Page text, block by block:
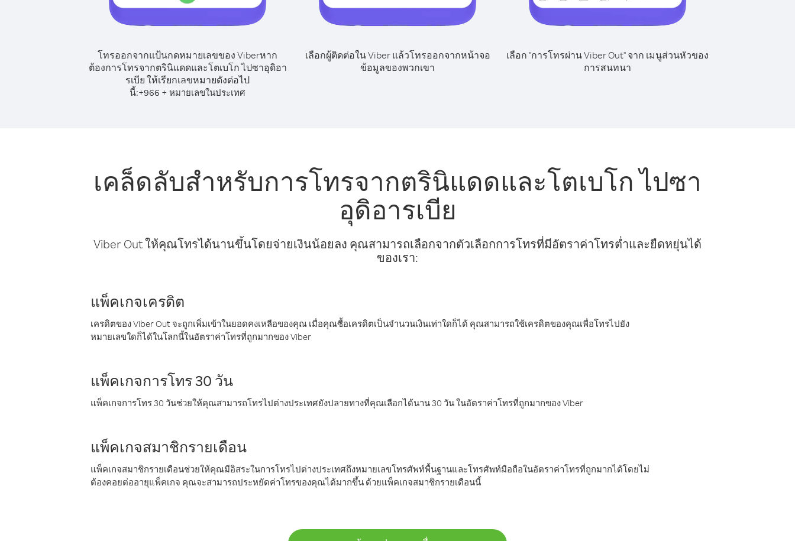
โทรออกจากแป้นกดหมายเลขของ Viberหาก
ต้องการโทรจากตรินิแดดและโตเบโก ไปซาอุดิอา
รเบีย ให้เรียกเลขหมายดังต่อไป
นี้:+966 + หมายเลขในประเทศ
เลือกผู้ติดต่อใน Viber แล้วโทรออกจากหน้าจอ
ข้อมูลของพวกเขา
เลือก "การโทรผ่าน Viber Out" จาก เมนูส่วนหัวของ
การสนทนา
เคล็ดลับสำหรับการโทรจากตรินิแดดและโตเบโก ไปซา
อุดิอารเบีย
Viber Out ให้คุณโทรได้นานขึ้นโดยจ่ายเงินน้อยลง คุณสามารถเลือกจากตัวเลือกการโทรที่มีอัตราค่าโทรต่ำและยืดหยุ่นได้
ของเรา:
แพ็คเกจเครดิต
เครดิตของ Viber Out จะถูกเพิ่มเข้าในยอดคงเหลือของคุณ เมื่อคุณซื้อเครดิตเป็นจำนวนเงินเท่าใดก็ได้ คุณสามารถใช้เครดิตของคุณเพื่อโทรไปยัง
หมายเลขใดก็ได้ในโลกนี้ในอัตราค่าโทรที่ถูกมากของ Viber
แพ็คเกจการโทร 30 วัน
แพ็คเกจการโทร 30 วันช่วยให้คุณสามารถโทรไปต่างประเทศยังปลายทางที่คุณเลือกได้นาน 30 วัน ในอัตราค่าโทรที่ถูกมากของ Viber
แพ็คเกจสมาชิกรายเดือน
แพ็คเกจสมาชิกรายเดือนช่วยให้คุณมีอิสระในการโทรไปต่างประเทศถึงหมายเลขโทรศัพท์พื้นฐานและโทรศัพท์มือถือในอัตราค่าโทรที่ถูกมากได้โดยไม่
ต้องคอยต่ออายุแพ็คเกจ คุณจะสามารถประหยัดค่าโทรของคุณได้มากขึ้น ด้วยแพ็คเกจสมาชิกรายเดือนนี้